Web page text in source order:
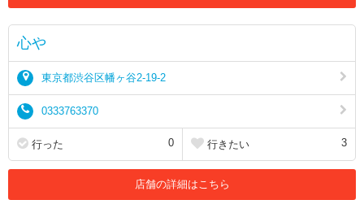
心や
東京都渋谷区幡ヶ谷2-19-2
0333763370
行った 0 行きたい 3
店舗の詳細はこちら